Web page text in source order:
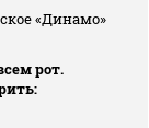
«Динамо»
рот.